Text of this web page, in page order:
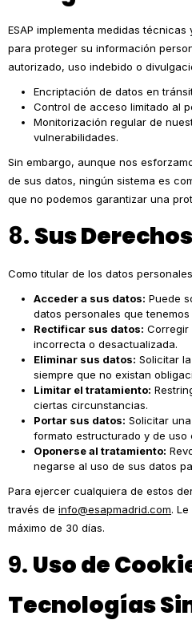
ESAP implementa medidas
para proteger su información
autorizado, uso indebido o
Encriptación de datos en
Control de acceso limitado al
Monitorización regular de
vulnerabilidades.
Sin embargo, aunque nos
de sus datos, ningún sistema es
que no podemos garantizar una
8. Sus Derechos
Como titular de los datos
Acceder a sus datos: Puede
datos personales que
Rectificar sus datos: Corregir
incorrecta o desactualizada.
Eliminar sus datos: Solicitar
siempre que no existan
Limitar el tratamiento:
ciertas circunstancias.
Portar sus datos: Solicitar
formato estructurado y de uso
Oponerse al tratamiento:
negarse al uso de sus datos
Para ejercer cualquiera de estos
través de info@esapmadrid.com.
máximo de 30 días.
9. Uso de
Tecnologías